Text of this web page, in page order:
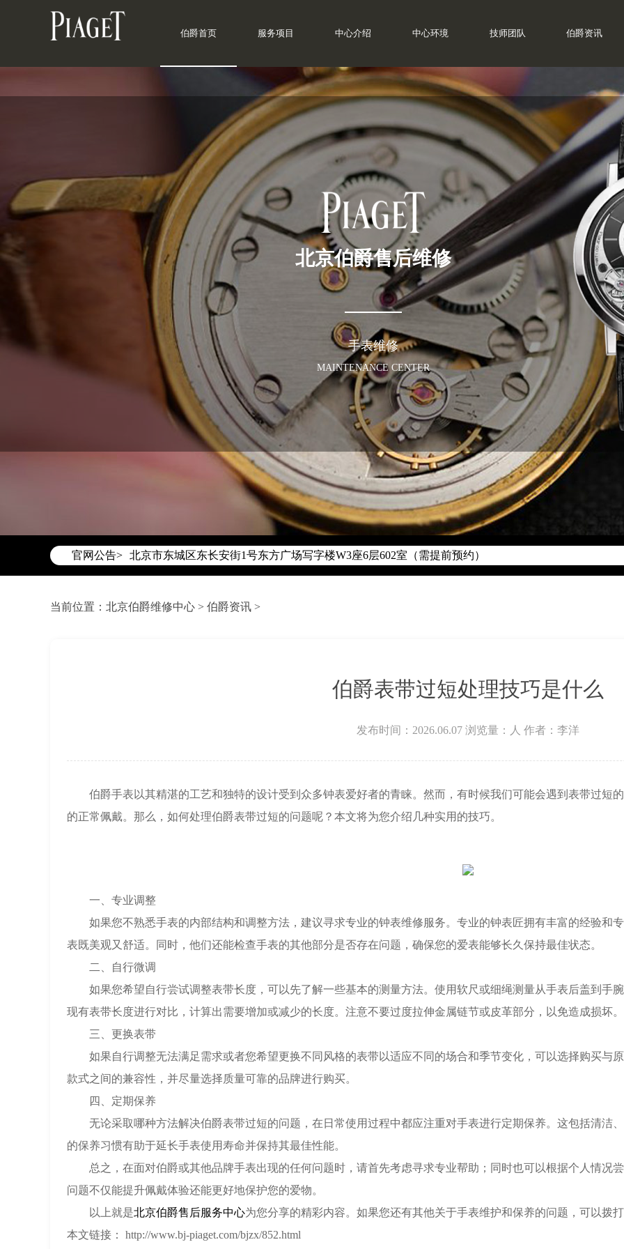
伯爵首页 服务项目 中心介绍 中心环境 技师团队 伯爵资讯
北京伯爵售后维修
手表维修
MAINTENANCE CENTER
官网公告>
2026年6月伯爵北京市售后服务网络优化升级公告
2026年6月北京市伯爵官方售后客户服务热线：400-882-0752
2026年6月伯爵售后服务中心最新网点地址：
北京市东城区东长安街1号东方广场写字楼W3座6层602室（需提前预约）
北京市朝阳区建国门外大街甲6号华熙国际中心写字楼D座11层1102室（需提前预约）
北京市东城区东长安街1号王府井东方广场W3座6层602室伯爵售后服务中心（需提前预约）
当前位置： 北京伯爵维修中心 > 伯爵资讯 >
伯爵表带过短处理技巧是什么
发布时间：2026.06.07 浏览量： 人 作者：李洋
伯爵手表以其精湛的工艺和独特的设计受到众多钟表爱好者的青睐。然而，有时候我们可能会遇到表带过短
的正常佩戴。那么，如何处理伯爵表带过短的问题呢？本文将为您介绍几种实用的技巧。
一、专业调整
如果您不熟悉手表的内部结构和调整方法，建议寻求专业的钟表维修服务。专业的钟表匠拥有丰富的经验和
表既美观又舒适。同时，他们还能检查手表的其他部分是否存在问题，确保您的爱表能够长久保持最佳状态。
二、自行微调
如果您希望自行尝试调整表带长度，可以先了解一些基本的测量方法。使用软尺或细绳测量从手表后盖到手
现有表带长度进行对比，计算出需要增加或减少的长度。注意不要过度拉伸金属链节或皮革部分，以免造成损坏。
三、更换表带
如果自行调整无法满足需求或者您希望更换不同风格的表带以适应不同的场合和季节变化，可以选择购买与
款式之间的兼容性，并尽量选择质量可靠的品牌进行购买。
四、定期保养
无论采取哪种方法解决伯爵表带过短的问题，在日常使用过程中都应注重对手表进行定期保养。这包括清洁
的保养习惯有助于延长手表使用寿命并保持其最佳性能。
总之，在面对伯爵或其他品牌手表出现的任何问题时，请首先考虑寻求专业帮助；同时也可以根据个人情况
问题不仅能提升佩戴体验还能更好地保护您的爱物。
以上就是北京伯爵售后服务中心为您分享的精彩内容。如果您还有其他关于手表维护和保养的问题，可以拨
本文链接： http://www.bj-piaget.com/bjzx/852.html